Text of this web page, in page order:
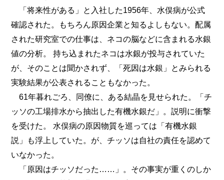
「将来性がある」と入社した1956年、水俣病が公式
確認された。もちろん原因企業と知るよしもない。配属
された研究室での仕事は、ネコの脳などに含まれる水銀
値の分析。 持ち込まれたネコは水銀が投与されていた
が、そのことは聞かされず、「死因は水銀」とみられる
実験結果が公表されることもなかった。
61年暮れごろ、同僚に、ある結晶を見せられた。「チ
ッソの工場排水から抽出した有機水銀だ」。説明に衝撃
を受けた。 水俣病の原因物質を巡っては「有機水銀
説」も浮上していた。が、チッソは自社の責任を認めて
いなかった。
「原因はチッソだった……」。その事実が重くのしか